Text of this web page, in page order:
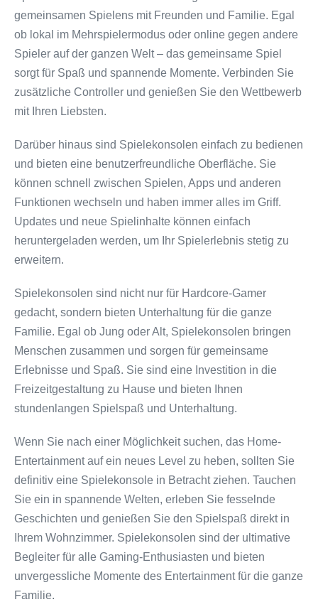
gemeinsamen Spielens mit Freunden und Familie. Egal
ob lokal im Mehrspielermodus oder online gegen andere
Spieler auf der ganzen Welt – das gemeinsame Spiel
sorgt für Spaß und spannende Momente. Verbinden Sie
zusätzliche Controller und genießen Sie den Wettbewerb
mit Ihren Liebsten.
Darüber hinaus sind Spielekonsolen einfach zu bedienen
und bieten eine benutzerfreundliche Oberfläche. Sie
können schnell zwischen Spielen, Apps und anderen
Funktionen wechseln und haben immer alles im Griff.
Updates und neue Spielinhalte können einfach
heruntergeladen werden, um Ihr Spielerlebnis stetig zu
erweitern.
Spielekonsolen sind nicht nur für Hardcore-Gamer
gedacht, sondern bieten Unterhaltung für die ganze
Familie. Egal ob Jung oder Alt, Spielekonsolen bringen
Menschen zusammen und sorgen für gemeinsame
Erlebnisse und Spaß. Sie sind eine Investition in die
Freizeitgestaltung zu Hause und bieten Ihnen
stundenlangen Spielspaß und Unterhaltung.
Wenn Sie nach einer Möglichkeit suchen, das Home-
Entertainment auf ein neues Level zu heben, sollten Sie
definitiv eine Spielekonsole in Betracht ziehen. Tauchen
Sie ein in spannende Welten, erleben Sie fesselnde
Geschichten und genießen Sie den Spielspaß direkt in
Ihrem Wohnzimmer. Spielekonsolen sind der ultimative
Begleiter für alle Gaming-Enthusiasten und bieten
unvergessliche Momente des Entertainment für die ganze
Familie.